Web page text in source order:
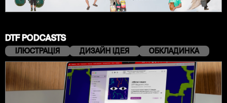
DTF PODCASTS
ІЛЮСТРАЦІЯ ДИЗАЙН ІДЕЯ ОБКЛАДИНКА